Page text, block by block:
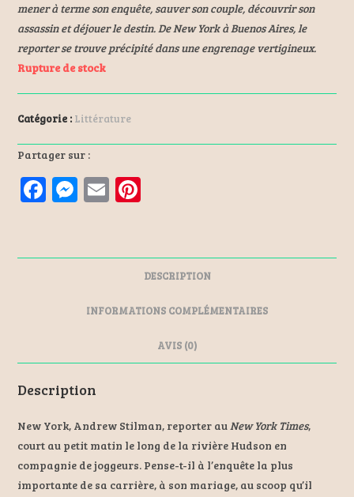
mener à terme son enquête, sauver son couple, découvrir son
assassin et déjouer le destin. De New York à Buenos Aires, le
reporter se trouve précipité dans une engrenage vertigineux.
Rupture de stock
Catégorie : Littérature
Partager sur :
F
b
M
n
r
E
l es
t
DESCRIPTION
INFORMATIONS COMPLÉMENTAIRES
AVIS (0)
Description
New York, Andrew Stilman, reporter auNew York Times,
court au petit matin le long de la rivière Hudson en
compagnie de joggeurs. Pense-t-il à l’enquête la plus
importante de sa carrière, à son mariage, au scoop qu’il